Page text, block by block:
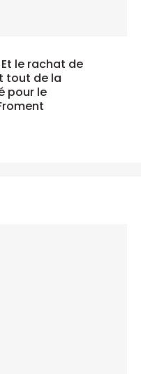
le rachat de
tout de la
pour le